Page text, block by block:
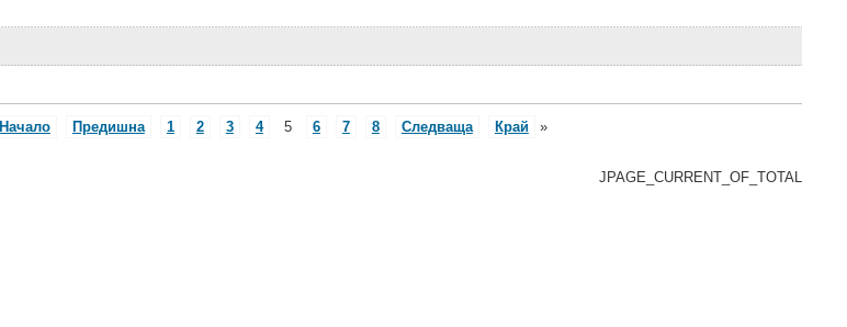
Начало Предишна 1 2 3 4 5 6 7 8 Следваща Край »
JPAGE_CURRENT_OF_TOTAL